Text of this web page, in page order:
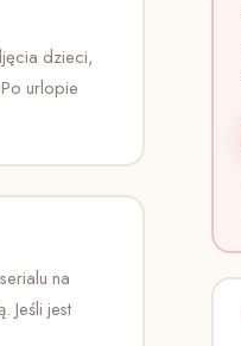
dzieci,
urlopie
na
Jeśli jest